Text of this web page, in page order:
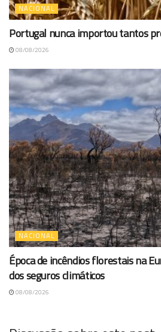
NACIONAL
Portugal nunca importou tantos
08/08/2026
NACIONAL
Época de incêndios florestais na
dos seguros climáticos
08/08/2026